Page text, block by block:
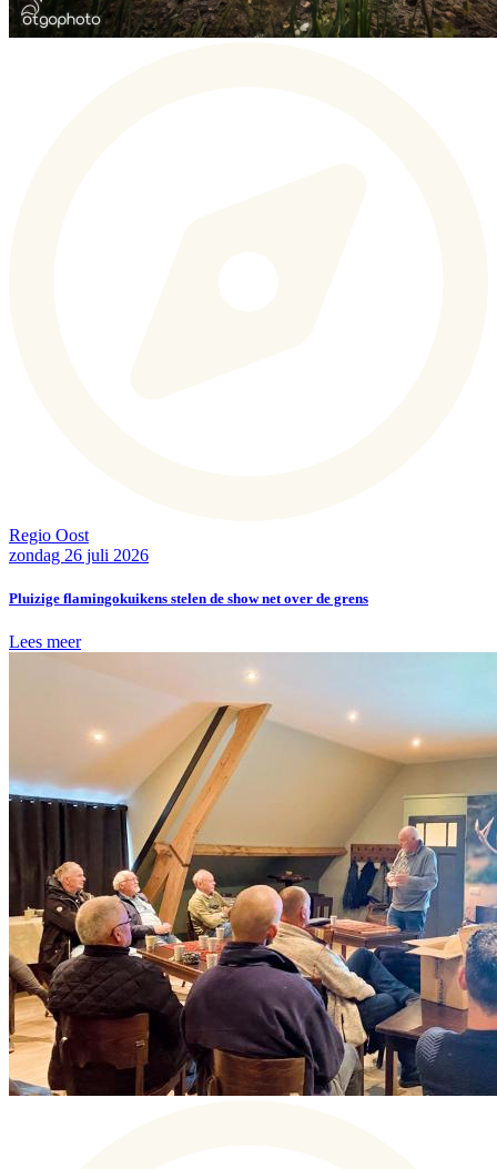
Regio Oost
zondag 26 juli 2026
Pluizige flamingokuikens stelen de show net over de grens
Lees meer